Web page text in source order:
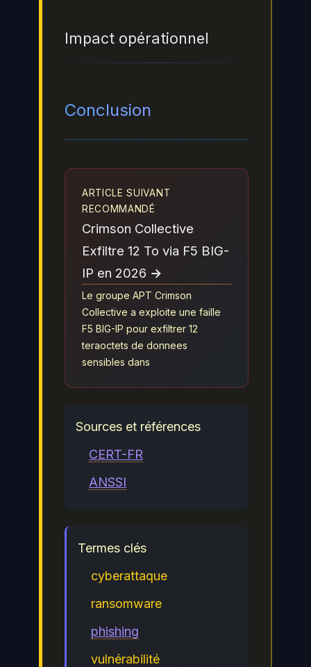
Impact opérationnel
Conclusion
ARTICLE SUIVANT
RECOMMANDÉ
Crimson Collective
Exfiltre 12 To via F5 BIG-
IP en 2026 →
Le groupe APT Crimson
Collective a exploite une faille
F5 BIG-IP pour exfiltrer 12
teraoctets de donnees
sensibles dans
Sources et références
CERT-FR
ANSSI
Termes clés
cyberattaque
ransomware
phishing
vulnérabilité